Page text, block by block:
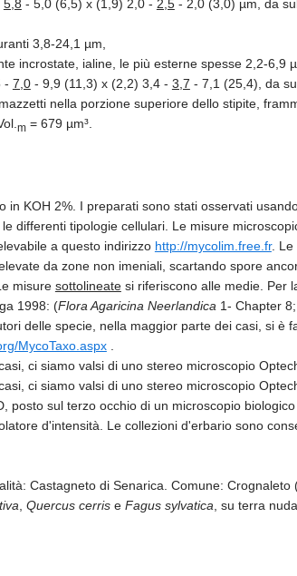
5,8 - 5,0 (6,5) x (1,9) 2,0 - 2,5- 2,0 (3,0) µm, da
3,8-24,1 µm,
incrostate, ialine, le più esterne spesse 2,2-6,9
- 7,0- 9,9 (11,3) x (2,2) 3,4 - 3,7 - 7,1 (25,4), da
nella porzione superiore dello stipite,
m = 679 µm³.
KOH 2%. I preparati sono stati osservati
differenti tipologie cellulari. Le misure
a questo indirizzo http://mycolim.free.fr. Le
da zone non imeniali, scartando spore
misure sottolineatesi riferiscono alle medie. Per
1998: (Flora Agaricina Neerlandica 1- Chapter
delle specie, nella maggior parte dei casi, si è
MycoTaxo.aspx.
ci siamo valsi di uno stereo microscopio
ci siamo valsi di uno stereo microscopio
posto sul terzo occhio di un microscopio
d'intensità. Le collezioni d'erbario sono
Castagneto di Senarica. Comune:
Quercus cerrise Fagus sylvatica , su terra